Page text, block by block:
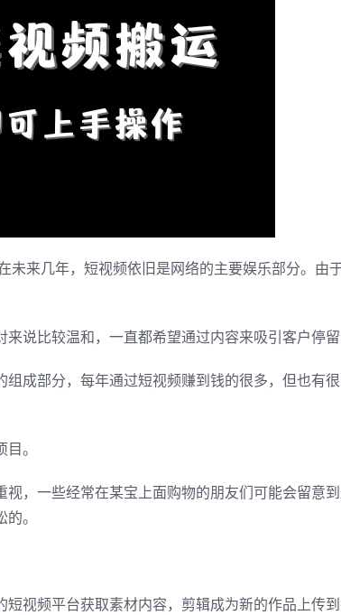
未来几年，短视频依旧是网络的主要娱乐部分。由
说比较温和，一直都希望通过内容来吸引客户停留
成部分，每年通过短视频赚到钱的很多，但也有
。
，一些经常在某宝上面购物的朋友们可能会留意
。
视频平台获取素材内容，剪辑成为新的作品上传